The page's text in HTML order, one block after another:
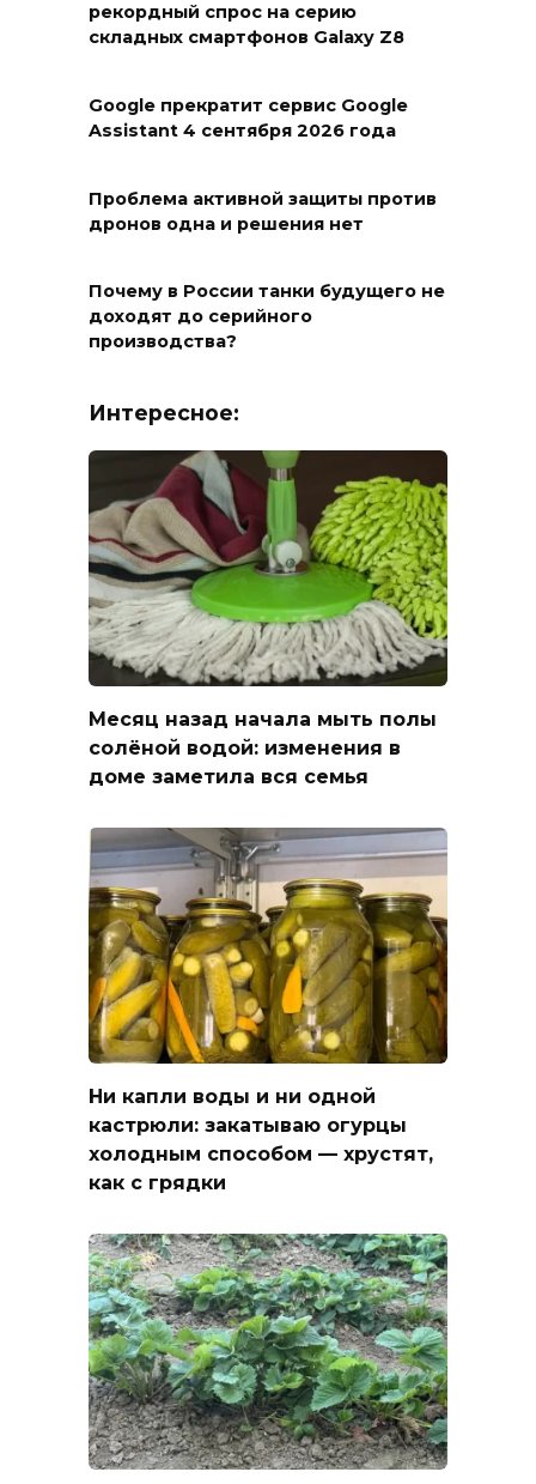
рекордный спрос на серию
складных смартфонов Galaxy Z8
Google прекратит сервис Google
Assistant 4 сентября 2026 года
Проблема активной защиты против
дронов одна и решения нет
Почему в России танки будущего не
доходят до серийного
производства?
Интересное:
Месяц назад начала мыть полы
солёной водой: изменения в
доме заметила вся семья
Ни капли воды и ни одной
кастрюли: закатываю огурцы
холодным способом — хрустят,
как с грядки